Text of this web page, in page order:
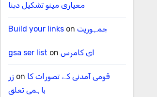
معیاری مینو تشکیل دینا
Build your linkson جمہوریت
gsa ser list on ای کامرس
زر on قومی آمدنی کے تصورات کا
باہمی تعلق